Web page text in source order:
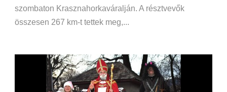
szombaton Krasznahorkaváralján. A résztvevők
összesen 267 km-t tettek meg,...